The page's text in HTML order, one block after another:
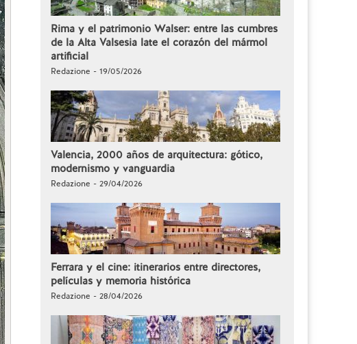
Rima y el patrimonio Walser: entre las cumbres
de la Alta Valsesia late el corazón del mármol
artificial
Redazione - 19/05/2026
Valencia, 2000 años de arquitectura: gótico,
modernismo y vanguardia
Redazione - 29/04/2026
Ferrara y el cine: itinerarios entre directores,
películas y memoria histórica
Redazione - 28/04/2026